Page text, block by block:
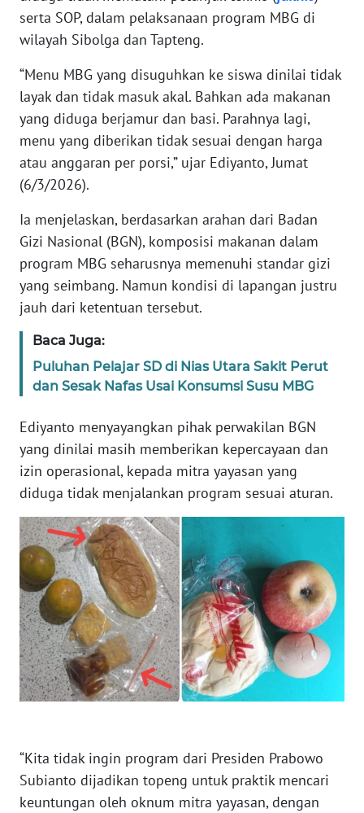
serta SOP, dalam pelaksanaan program MBG di
wilayah Sibolga dan Tapteng.
“Menu MBG yang disuguhkan ke siswa dinilai tidak
layak dan tidak masuk akal. Bahkan ada makanan
yang diduga berjamur dan basi. Parahnya lagi,
menu yang diberikan tidak sesuai dengan harga
atau anggaran per porsi,” ujar Ediyanto, Jumat
(6/3/2026).
Ia menjelaskan, berdasarkan arahan dari Badan
Gizi Nasional (BGN), komposisi makanan dalam
program MBG seharusnya memenuhi standar gizi
yang seimbang. Namun kondisi di lapangan justru
jauh dari ketentuan tersebut.
Baca Juga:
Puluhan Pelajar SD di Nias Utara Sakit Perut
dan Sesak Nafas Usai Konsumsi Susu MBG
Ediyanto menyayangkan pihak perwakilan BGN
yang dinilai masih memberikan kepercayaan dan
izin operasional, kepada mitra yayasan yang
diduga tidak menjalankan program sesuai aturan.
“Kita tidak ingin program dari Presiden Prabowo
Subianto dijadikan topeng untuk praktik mencari
keuntungan oleh oknum mitra yayasan, dengan
WN
PAPUA
WN
RIAU
WN
SERAMBI
WN
JAMBI
SULTRA
WN
WN
SULBAR
WN
BABEL
WN
SUMBAR
WN
SUMSEL
WN
WN
LAMPUNG